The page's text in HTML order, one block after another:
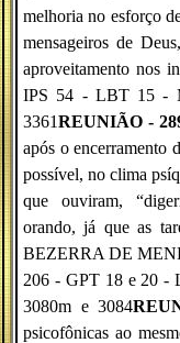
melhoria no esforço
mensageiros de
aproveitamento nos
IPS 54 - LBT 15 -
3361REUNIÃO -
após o encerramento
possível, no clima
que ouviram,
orando, já que as
BEZERRA DE
206 - GPT 18 e 20
3080m e 3084
psicofônicas ao